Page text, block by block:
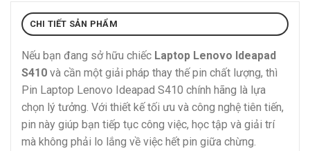
CHI TIẾT SẢN PHẨM
Nếu bạn đang sở hữu chiếc Laptop Lenovo Ideapad
S410 và cần một giải pháp thay thế pin chất lượng, thì
Pin Laptop Lenovo Ideapad S410 chính hãng là lựa
chọn lý tưởng. Với thiết kế tối ưu và công nghệ tiên tiến,
pin này giúp bạn tiếp tục công việc, học tập và giải trí
mà không phải lo lắng về việc hết pin giữa chừng.